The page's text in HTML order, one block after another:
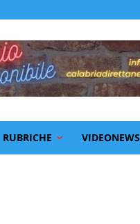
RUBRICHE VIDEONEWS